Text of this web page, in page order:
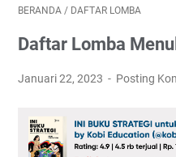
BERANDA / DAFTAR LOMBA
Daftar Lomba
Januari 22, 2023 Posting